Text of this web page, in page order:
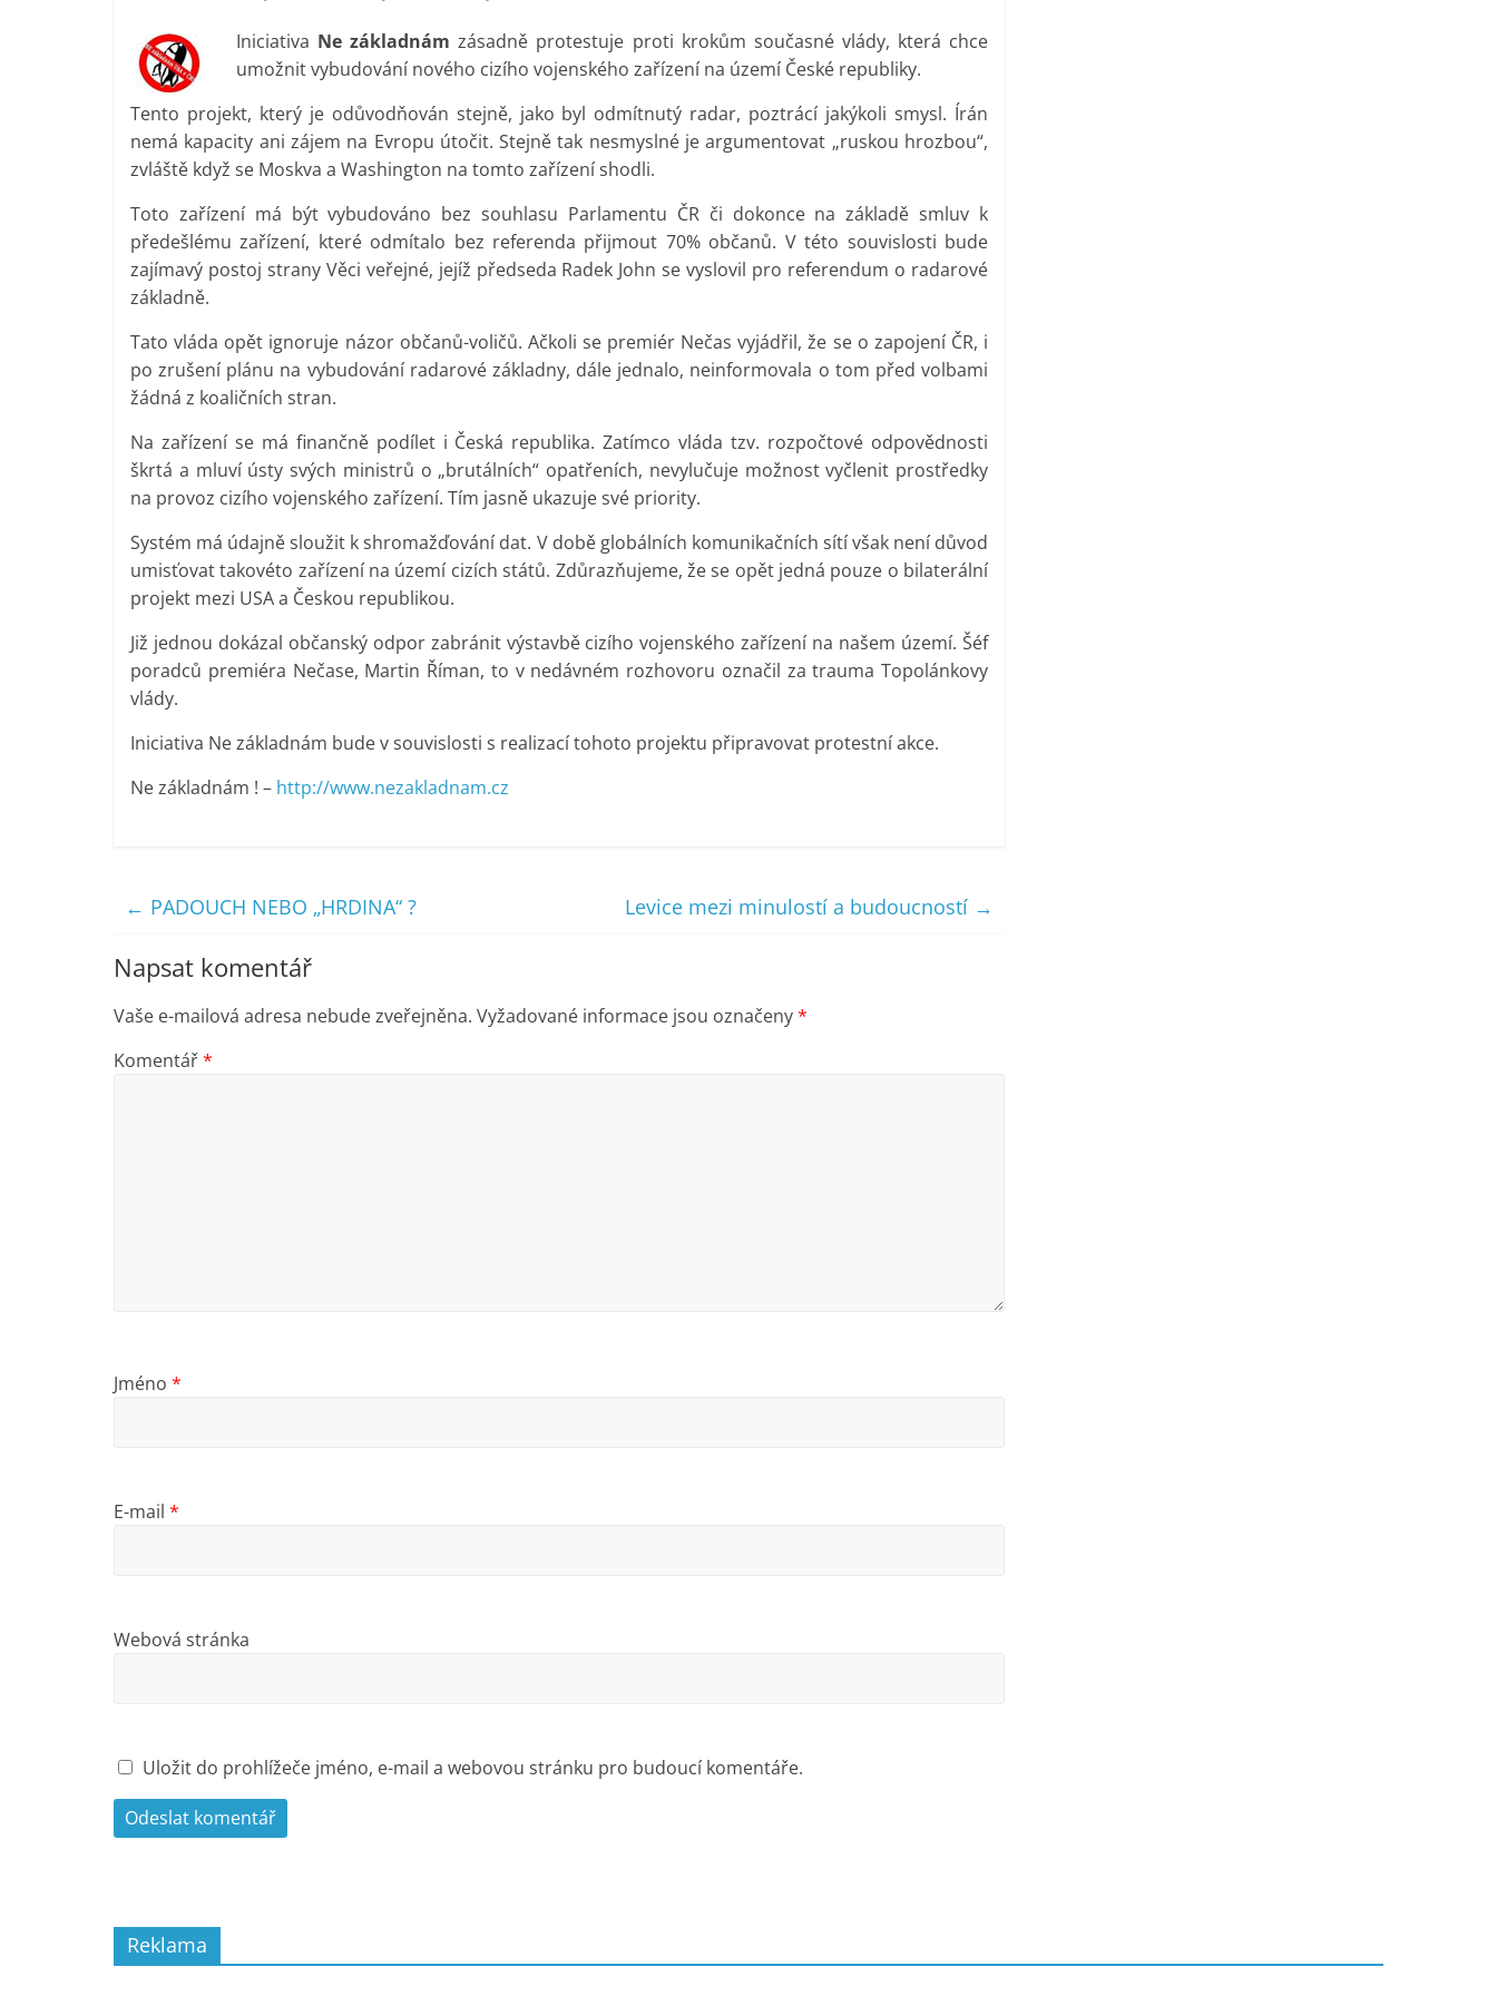
Iniciativa Ne základnám zásadně protestuje proti krokům současné vlády, která chce
umožnit vybudování nového cizího vojenského zařízení na území České republiky.
Tento projekt, který je odůvodňován stejně, jako byl odmítnutý radar, poztrácí jakýkoli smysl. Írán
nemá kapacity ani zájem na Evropu útočit. Stejně tak nesmyslné je argumentovat „ruskou hrozbou“,
zvláště když se Moskva a Washington na tomto zařízení shodli.
Toto zařízení má být vybudováno bez souhlasu Parlamentu ČR či dokonce na základě smluv k
předešlému zařízení, které odmítalo bez referenda přijmout 70% občanů. V této souvislosti bude
zajímavý postoj strany Věci veřejné, jejíž předseda Radek John se vyslovil pro referendum o radarové
základně.
Tato vláda opět ignoruje názor občanů-voličů. Ačkoli se premiér Nečas vyjádřil, že se o zapojení ČR, i
po zrušení plánu na vybudování radarové základny, dále jednalo, neinformovala o tom před volbami
žádná z koaličních stran.
Na zařízení se má finančně podílet i Česká republika. Zatímco vláda tzv. rozpočtové odpovědnosti
škrtá a mluví ústy svých ministrů o „brutálních“ opatřeních, nevylučuje možnost vyčlenit prostředky
na provoz cizího vojenského zařízení. Tím jasně ukazuje své priority.
Systém má údajně sloužit k shromažďování dat. V době globálních komunikačních sítí však není důvod
umisťovat takovéto zařízení na území cizích států. Zdůrazňujeme, že se opět jedná pouze o bilaterální
projekt mezi USA a Českou republikou.
Již jednou dokázal občanský odpor zabránit výstavbě cizího vojenského zařízení na našem území. Šéf
poradců premiéra Nečase, Martin Říman, to v nedávném rozhovoru označil za trauma Topolánkovy
vlády.
Iniciativa Ne základnám bude v souvislosti s realizací tohoto projektu připravovat protestní akce.
Ne základnám ! – http://www.nezakladnam.cz
← PADOUCH NEBO „HRDINA“ ? Levice mezi minulostí a budoucností →
Napsat komentář
Vaše e-mailová adresa nebude zveřejněna. Vyžadované informace jsou označeny*
Komentář*
Jméno *
E-mail *
Webová stránka
Uložit do prohlížeče jméno, e-mail a webovou stránku pro budoucí komentáře.
Reklama